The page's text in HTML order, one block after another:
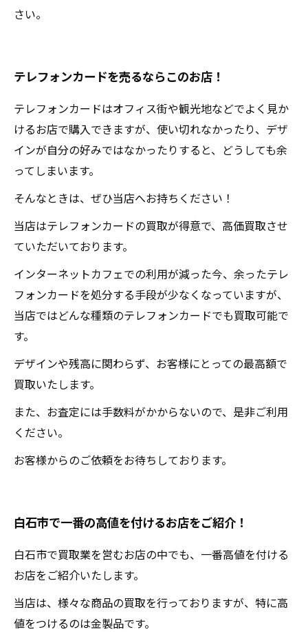
さい。
テレフォンカードを売るならこのお店！
テレフォンカードはオフィス街や観光地などでよく見か
けるお店で購入できますが、使い切れなかったり、デザ
インが自分の好みではなかったりすると、どうしても余
ってしまいます。
そんなときは、ぜひ当店へお持ちください！
当店はテレフォンカードの買取が得意で、高価買取させ
ていただいております。
インターネットカフェでの利用が減った今、余ったテレ
フォンカードを処分する手段が少なくなっていますが、
当店ではどんな種類のテレフォンカードでも買取可能で
す。
デザインや残高に関わらず、お客様にとっての最高額で
買取いたします。
また、お査定には手数料がかからないので、是非ご利用
ください。
お客様からのご依頼をお待ちしております。
白石市で一番の高値を付けるお店をご紹介！
白石市で買取業を営むお店の中でも、一番高値を付ける
お店をご紹介いたします。
当店は、様々な商品の買取を行っておりますが、特に高
値をつけるのは金製品です。